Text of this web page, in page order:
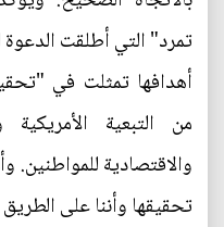
أهدافها تمثلت في
من التبعية
والاقتصادية للمواطنين.
تحقيقها وأننا على